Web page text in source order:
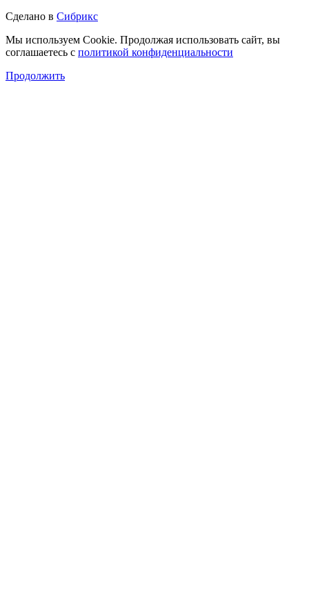
Сделано в Сибрикс
Мы используем Cookie. Продолжая использовать сайт, вы
соглашаетесь с политикой конфиденциальности
Продолжить